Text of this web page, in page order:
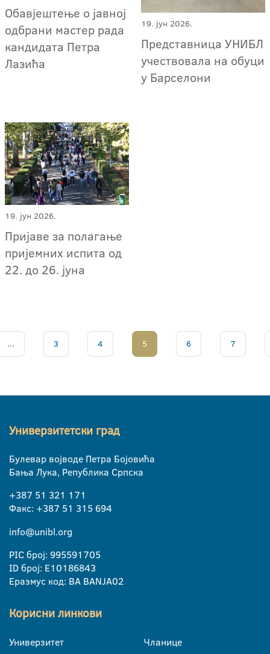
Обавјештење о јавној
одбрани мастер рада
кандидата Петра
Лазића
19. јун 2026.
Представница УНИБЛ
учествовала на обуци
у Барселони
19. јун 2026.
Пријаве за полагање
пријемних испита од
22. до 26. јуна
... 3 4 5 6 7
Универзитетски град
Булевар војводе Петра Бојовића
Бања Лука, Република Српска
+387 51 321 171
Факс: +387 51 315 694
info@unibl.org
PIC број: 995591705
ID број: E10186843
Еразмус код: BA BANJA02
Корисни линкови
Универзитет Чланице